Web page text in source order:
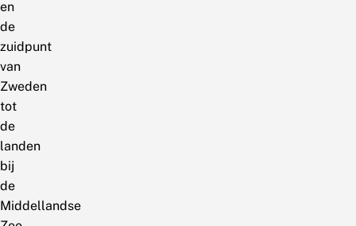
en
de
zuidpunt
van
Zweden
tot
de
landen
bij
de
Middellandse